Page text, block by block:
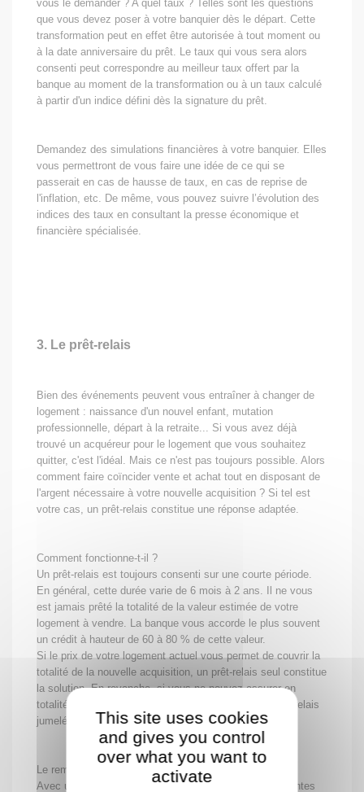
vous le demander ? A quel taux ? Telles sont les questions
que vous devez poser à votre banquier dès le départ. Cette
transformation peut en effet être autorisée à tout moment ou
à la date anniversaire du prêt. Le taux qui vous sera alors
consenti peut correspondre au meilleur taux offert par la
banque au moment de la transformation ou à un taux calculé
à partir d'un indice défini dès la signature du prêt.
Demandez des simulations financières à votre banquier. Elles
vous permettront de vous faire une idée de ce qui se
passerait en cas de hausse de taux, en cas de reprise de
l'inflation, etc. De même, vous pouvez suivre l’évolution des
indices des taux en consultant la presse économique et
financière spécialisée.
3. Le prêt-relais
Bien des événements peuvent vous entraîner à changer de
logement : naissance d'un nouvel enfant, mutation
professionnelle, départ à la retraite... Si vous avez déjà
trouvé un acquéreur pour le logement que vous souhaitez
quitter, c'est l'idéal. Mais ce n'est pas toujours possible. Alors
comment faire coïncider vente et achat tout en disposant de
l'argent nécessaire à votre nouvelle acquisition ? Si tel est
votre cas, un prêt-relais constitue une réponse adaptée.
Comment fonctionne-t-il ?
Un prêt-relais est toujours consenti sur une courte période.
En général, cette durée varie de 6 mois à 2 ans. Il ne vous
est jamais prêté la totalité de la valeur estimée de votre
logement à vendre. La banque vous accorde le plus souvent
un crédit à hauteur de 60 à 80 % de cette valeur.
Si le prix de votre logement actuel vous permet de couvrir la
totalité de la nouvelle acquisition, un prêt-relais seul constitue
la solution. En revanche, si vous ne pouvez assurer en
totalité ce financement, vous devrez recourir à un prêt-relais
jumelé à un prêt à long terme.
Le remboursement du prêt
Avec un prêt relais, vous pouvez rembourser de différentes
This site uses cookies
and gives you control
over what you want to
activate